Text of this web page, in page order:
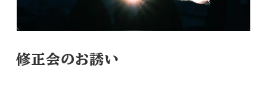
修正会のお誘い